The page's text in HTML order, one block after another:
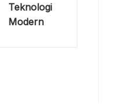
Teknologi
Modern